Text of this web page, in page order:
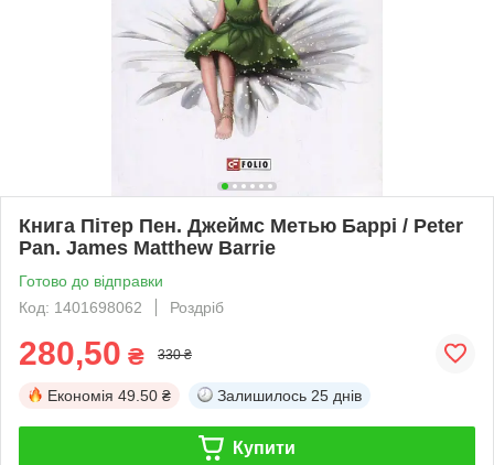
Книга Пітер Пен. Джеймс Метью Баррі / Peter
Pan. James Matthew Barrie
Готово до відправки
Код: 1401698062
Роздріб
280,50 ₴ 330 ₴
Економія 49.50 ₴ Залишилось 25 днів
Купити